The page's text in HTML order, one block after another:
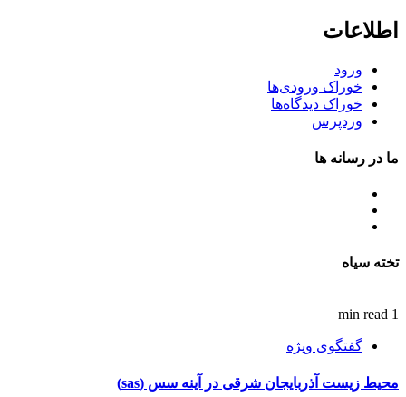
اطلاعات
ورود
خوراک ورودی‌ها
خوراک دیدگاه‌ها
وردپرس
ما در رسانه ها
تخته سیاه
1 min read
گفتگوی ویژه
محیط زیست آذربایجان شرقی در آینه سس (sas)